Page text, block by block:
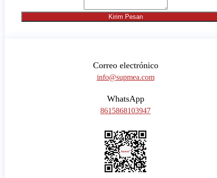
Kirim Pesan
Correo electrónico
info@supmea.com
WhatsApp
8615868103947